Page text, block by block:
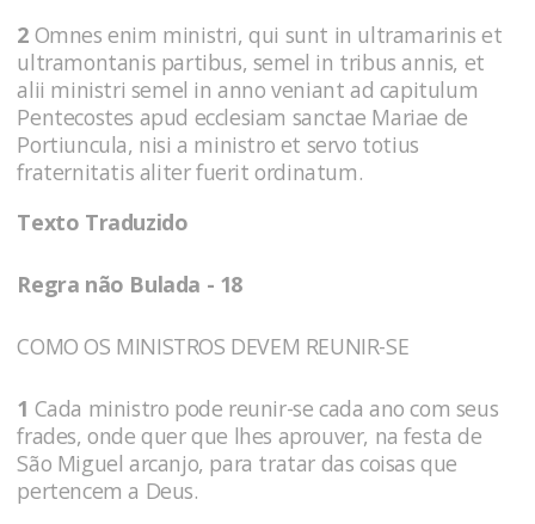
2 Omnes enim ministri, qui sunt in ultramarinis et
ultramontanis partibus, semel in tribus annis, et
alii ministri semel in anno veniant ad capitulum
Pentecostes apud ecclesiam sanctae Mariae de
Portiuncula, nisi a ministro et servo totius
fraternitatis aliter fuerit ordinatum.
Texto Traduzido
Regra não Bulada - 18
COMO OS MINISTROS DEVEM REUNIR-SE
1 Cada ministro pode reunir-se cada ano com seus
frades, onde quer que lhes aprouver, na festa de
São Miguel arcanjo, para tratar das coisas que
pertencem a Deus.